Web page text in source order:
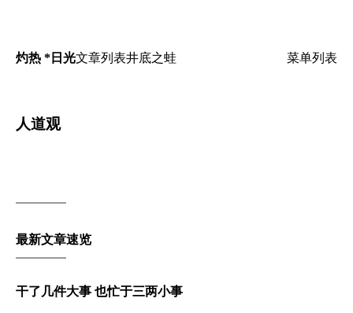
灼热 *日光文章列表井底之蛙 菜单列表
人道观
最新文章速览
干了几件大事 也忙于三两小事